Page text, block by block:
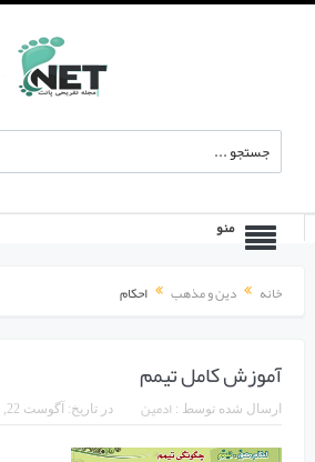
منو
خانه دین و مذهب احکام
آموزش کامل تیمم
ارسال شده توسط : ادمین در تاریخ: آگوست 22, 2024